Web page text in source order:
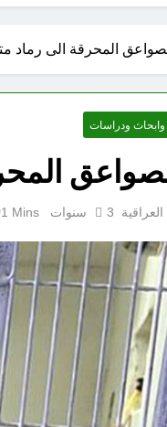
الكاتبان باقر الزبيدي ورياض سعد يحذران من الجولاني (ح 5) (لو تغفلون عن أسلحتكم وأمتعتكم فيميلون عليكم ميلة واحدة)
المحرقة الى رماد
وابحاث ودراسات
3 سنوات Ago 1 Mins